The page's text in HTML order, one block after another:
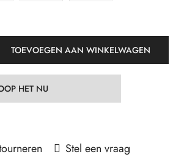
TOEVOEGEN AAN WINKELWAGEN
HET NU
Stel een vraag